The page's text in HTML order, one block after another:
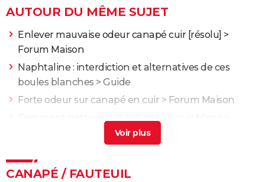
AUTOUR DU MÊME SUJET
Enlever mauvaise odeur canapé cuir[résolu] >
Forum Maison
Naphtaline : interdiction et alternatives de ces
boules blanches > Guide
Forte odeur sur canapé en cuir > Forum Maison
du bois
CANAPÉ / FAUTEUIL